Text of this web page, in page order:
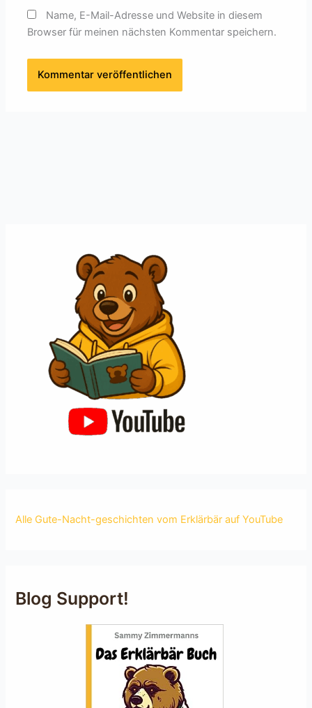
Name, E-Mail-Adresse und Website in diesem
Browser für meinen nächsten Kommentar speichern.
Alle Gute-Nacht-geschichten vom Erklärbär auf YouTube
Blog Support!